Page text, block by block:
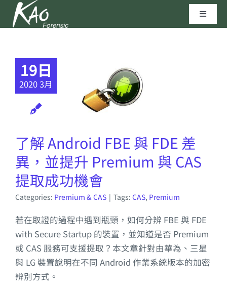
Skip
Toggle
資安實驗室
聯繫我們
高田科技©
19日
2020 3月
了解 Android FBE 與 FDE 差
異，並提升 Premium 與 CAS
提取成功機會
Categories: Premium & CAS | Tags: CAS, Premium
若在取證的過程中遇到瓶頸，如何分辨 FBE 與 FDE
with Secure Startup 的裝置，並知道是否 Premium
或 CAS 服務可支援提取？本文章針對由華為、三星
與 LG 裝置說明在不同 Android 作業系統版本的加密
辨別方式。